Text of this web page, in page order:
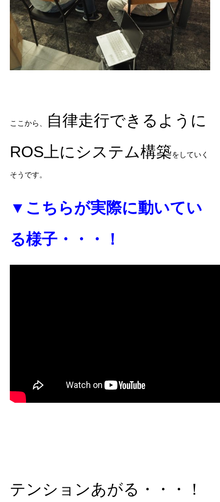
ここから、
自律走行できるように
ROS上にシステム構築をしていく
そうです。
▼こちらが実際に動いてい
る様子・・・！
テンションあがる・・・！